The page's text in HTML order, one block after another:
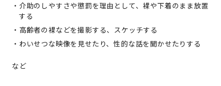
介助のしやすさや懲罰を理由として、裸や下着のまま放置
する
高齢者の裸などを撮影する、スケッチする
わいせつな映像を見せたり、性的な話を聞かせたりする
など